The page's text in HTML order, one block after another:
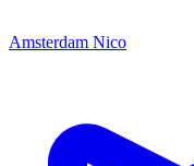
Amsterdam Nico